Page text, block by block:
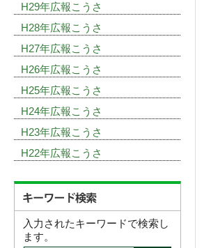
H29年広報こうさ
H28年広報こうさ
H27年広報こうさ
H26年広報こうさ
H25年広報こうさ
H24年広報こうさ
H23年広報こうさ
H22年広報こうさ
入力されたキーワードで検索し
ます。